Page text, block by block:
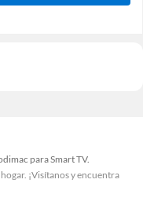
para Smart TV.
¡Visítanos y encuentra